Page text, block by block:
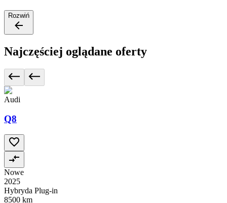
Rozwiń
Najczęściej oglądane oferty
Audi
Q8
Nowe
2025
Hybryda Plug-in
8500 km